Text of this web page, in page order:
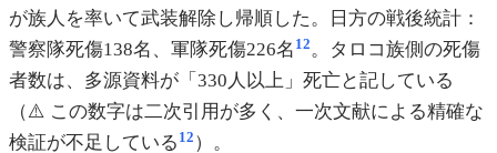
が族人を率いて武装解除し帰順した。日方の戦後統計：
警察隊死傷138名、軍隊死傷226名 12。タロコ族側の死傷
者数は、多源資料が「330人以上」死亡と記している
（⚠️ この数字は二次引用が多く、一次文献による精確な
検証が不足している 12 ）。